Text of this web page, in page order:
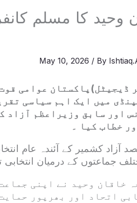
وحید کا مسلم
May 10, 2026 / By
ڈیجیٹل)پاکستان عوامی
میں ایک اہم سیاسی
اور سابق وزیراعظم آزاد
خطاب کیا ۔
آزاد کشمیر کے آئندہ عام
جماعتوں کے درمیان انتخابی
خاقان وحید نے اپنی
اتحاد اور بھرپور